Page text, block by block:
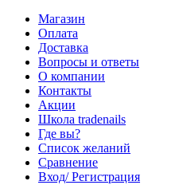
Магазин
Оплата
Доставка
Вопросы и ответы
О компании
Контакты
Акции
Школа tradenails
Где вы?
Список желаний
Сравнение
Вход/ Регистрация